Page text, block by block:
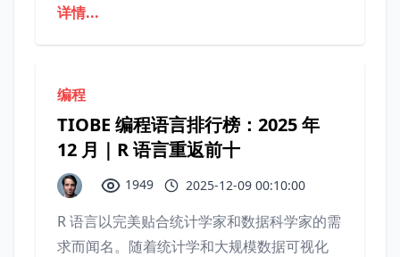
详情...
编程
TIOBE 编程语言排行榜：2025 年
12 月｜R 语言重返前十
1949 2025-12-09 00:10:00
R 语言以完美贴合统计学家和数据科学家的需
求而闻名。随着统计学和大规模数据可视化